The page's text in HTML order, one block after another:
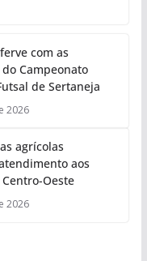
com as
Campeonato
de Sertaneja
2026
agrícolas
aos
Oeste
2026